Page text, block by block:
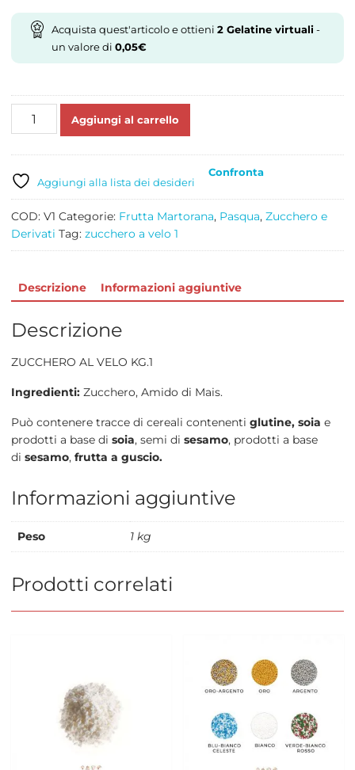
Acquista quest'articolo e ottieni 2Gelatine virtuali-
un valore di 0,05€
ZUCCHERO
1
quantità
Aggiungi al carrello
Aggiungi alla lista dei desideri
Confronta
COD: V1 Categorie: Frutta Martorana, Pasqua, Zucchero e
Derivati Tag: zucchero a velo 1
Descrizione Informazioni aggiuntive
Descrizione
ZUCCHERO AL VELO KG.1
Ingredienti:Zucchero, Amido di Mais.
Può contenere tracce di cereali contenenti glutine, soia e
prodotti a base di soia, semi di sesamo, prodotti a base
di sesamo, frutta a guscio.
Informazioni aggiuntive
Peso 1 kg
Prodotti correlati